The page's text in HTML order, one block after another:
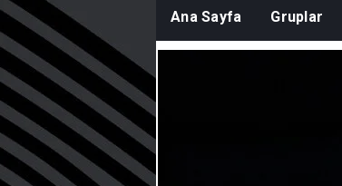
Ana Sayfa Gruplar